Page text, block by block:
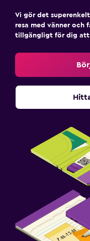
Restauranger
Frukost på rummet
Fax/
Saker att göra
Tjänster och
Väckningsservice
Vi gör det
resa med vänner och
tillgängligt för dig att